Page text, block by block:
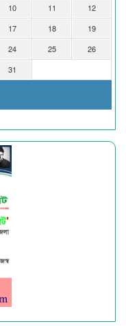
10 11
12
17 18
19
24 25
26
31